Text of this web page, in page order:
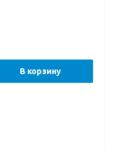
В корзину